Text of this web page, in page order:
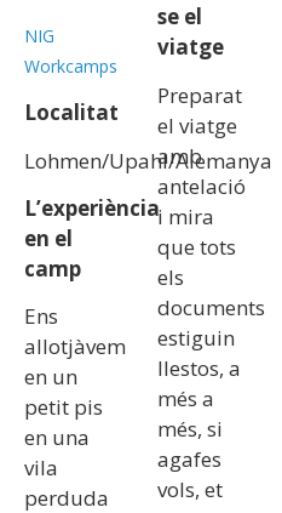
NIG
Workcamps
Localitat
Lohmen/Upahl/Alemanya
L’experiència
en el
camp
Ens
allotjàvem
en un
petit pis
en una
vila
perduda
se el
viatge
Preparat
el viatge
amb
antelació
i mira
que tots
els
documents
estiguin
llestos, a
més a
més, si
agafes
vols, et